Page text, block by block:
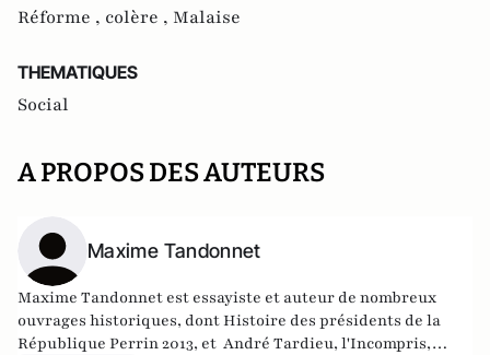
Réforme , colère , Malaise
THEMATIQUES
Social
A PROPOS DES AUTEURS
Maxime Tandonnet
Maxime Tandonnet est essayiste et auteur de nombreux
ouvrages historiques, dont Histoire des présidents de la
République Perrin 2013, et André Tardieu, l'Incompris,